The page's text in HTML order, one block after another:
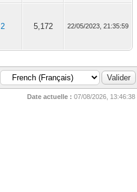
2 5,172 22/05/2023, 21:35:59
Date actuelle : 07/08/2026, 13:46:38